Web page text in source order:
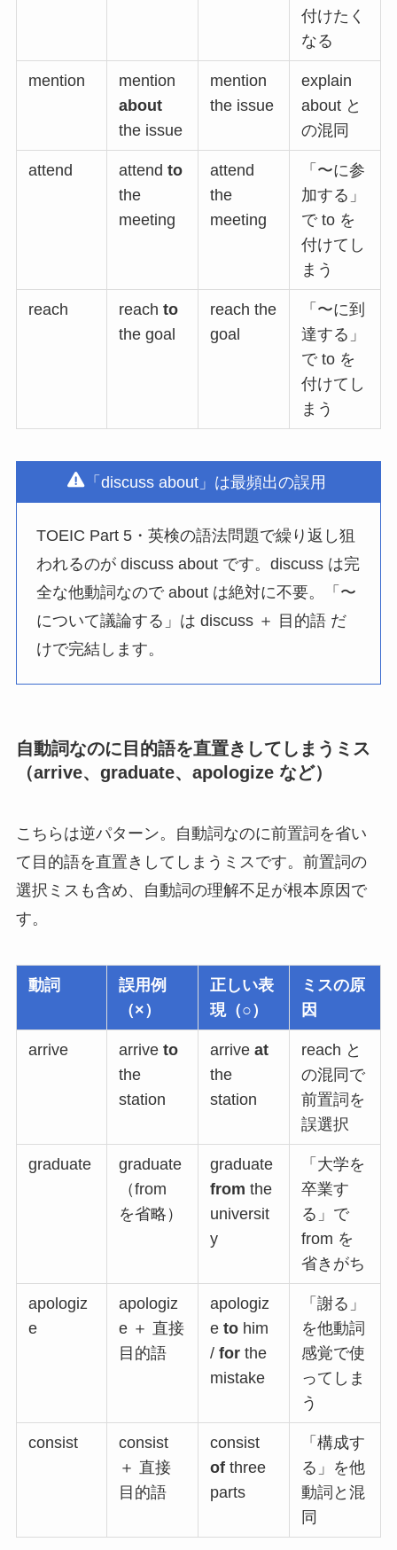
付けたく
なる
mention
mention
about
the issue
mention
the issue
explain
about と
の混同
attend attendto
the
meeting
attend
the
meeting
「〜に参
加する」
で to を
付けてし
まう
reach reachto
the goal
reach the
goal
「〜に到
達する」
で to を
付けてし
まう
「discuss about」は最頻出の誤用
TOEIC Part 5・英検の語法問題で繰り返し狙
われるのが discuss about です。discuss は完
全な他動詞なので about は絶対に不要。「〜
について議論する」は discuss ＋ 目的語 だ
けで完結します。
自動詞なのに目的語を直置きしてしまうミス
（arrive、graduate、apologize など）
こちらは逆パターン。自動詞なのに前置詞を省い
て目的語を直置きしてしまうミスです。前置詞の
選択ミスも含め、自動詞の理解不足が根本原因で
す。
動詞
誤用例
（×）
正しい表
現（○）
ミスの原
因
arrive arriveto
the
station
arriveat
the
station
reach と
の混同で
前置詞を
誤選択
graduate
graduate
（from
を省略）
graduate
from the
universit
y
「大学を
卒業す
る」で
from を
省きがち
apologiz
e
apologiz
e ＋ 直接
目的語
apologiz
eto him
/for the
mistake
「謝る」
を他動詞
感覚で使
ってしま
う
consist
consist
＋ 直接
目的語
consist
of three
parts
「構成す
る」を他
動詞と混
同